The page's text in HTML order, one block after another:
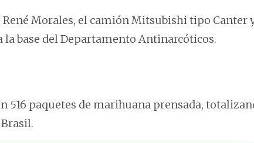
Morales, el camión Mitsubishi tipo Canter
base del Departamento Antinarcóticos.
516 paquetes de marihuana prensada,